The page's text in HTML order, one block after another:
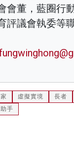
會董，藍圈行
評議會執委等職
虛擬實境 長者
手